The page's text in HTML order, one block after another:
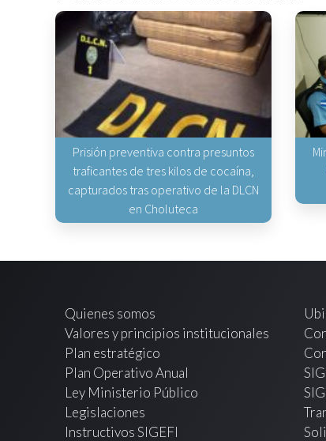
Prisión preventiva contra presuntos
traficantes de tres kilos de cocaína,
capturados tras operativo de la DLCN
en Choluteca
Quienes somos
Valores y principios institucionales
Plan estratégico
Plan Operativo Anual
Ley Ministerio Público
Legislaciones
Instructivos SIGEFI